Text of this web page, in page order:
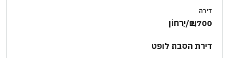
דירה
₪1,700/יַרחוֹן
דירת הסבת לופט